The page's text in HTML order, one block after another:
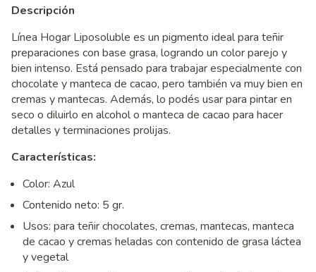
Descripción
Línea Hogar Liposoluble es un pigmento ideal para teñir
preparaciones con base grasa, logrando un color parejo y
bien intenso. Está pensado para trabajar especialmente con
chocolate y manteca de cacao, pero también va muy bien en
cremas y mantecas. Además, lo podés usar para pintar en
seco o diluirlo en alcohol o manteca de cacao para hacer
detalles y terminaciones prolijas.
Características:
Color: Azul
Contenido neto: 5 gr.
Usos: para teñir chocolates, cremas, mantecas, manteca
de cacao y cremas heladas con contenido de grasa láctea
y vegetal